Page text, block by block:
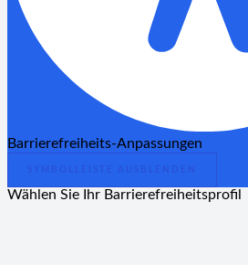
Barrierefreiheits-Anpassungen
Wählen Sie Ihr Barrierefreiheitsprofil